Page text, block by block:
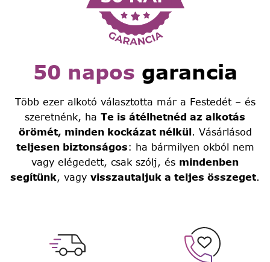
50 napos garancia
Több ezer alkotó választotta már a Festedét – és
szeretnénk, ha Te is átélhetnéd az alkotás
örömét, minden kockázat nélkül. Vásárlásod
teljesen biztonságos: ha bármilyen okból nem
vagy elégedett, csak szólj, és mindenben
segítünk, vagy visszautaljuk a teljes összeget.